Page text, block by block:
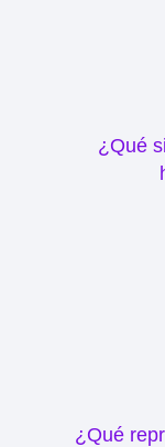
¿Qué
¿Qué